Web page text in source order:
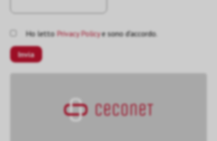
Ho lettoPrivacy Policye sono d'accordo.